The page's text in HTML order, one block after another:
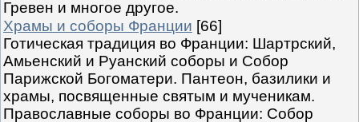
Гревен и многое другое.
Храмы и соборы Франции [66]
Готическая традиция во Франции: Шартрский,
Амьенский и Руанский соборы и Собор
Парижской Богоматери. Пантеон, базилики и
храмы, посвященные святым и мученикам.
Православные соборы во Франции: Собор